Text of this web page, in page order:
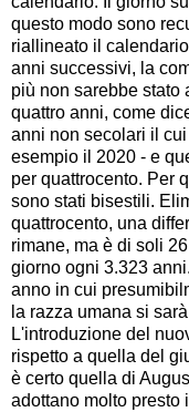
questo modo sono
riallineato il
anni successivi, la
più non sarebbe stato
quattro anni, come
anni non secolari il
esempio il 2020 - e
per quattrocento. Per
sono stati bisestili.
quattrocento, una
rimane, ma è di soli
giorno ogni 3.323
anno in cui
la razza umana si
L'introduzione del
rispetto a quella del
è certo quella di
adottano molto presto